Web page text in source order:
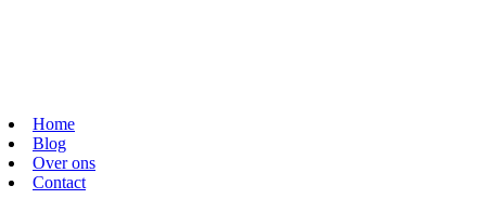
Home
Blog
Over ons
Contact